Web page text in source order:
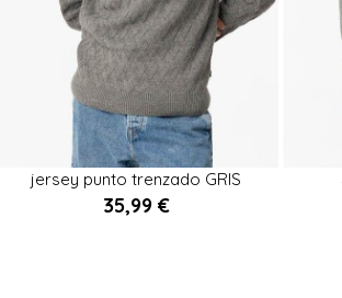
jersey punto trenzado GRIS
35,99 €
S M L
Añadir al carrito